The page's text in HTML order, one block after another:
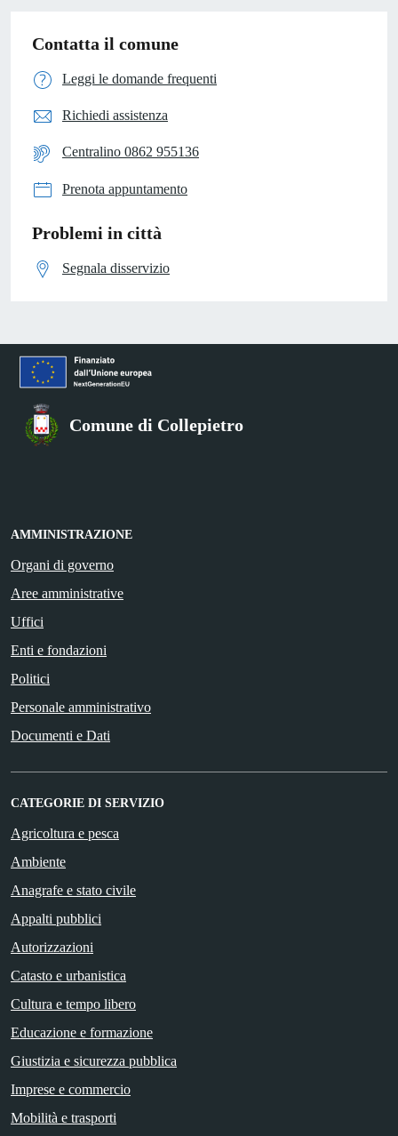
Contatta il comune
Leggi le domande frequenti
Richiedi assistenza
Centralino 0862 955136
Prenota appuntamento
Problemi in città
Segnala disservizio
Comune di Collepietro
AMMINISTRAZIONE
Organi di governo
Aree amministrative
Uffici
Enti e fondazioni
Politici
Personale amministrativo
Documenti e Dati
CATEGORIE DI SERVIZIO
Agricoltura e pesca
Ambiente
Anagrafe e stato civile
Appalti pubblici
Autorizzazioni
Catasto e urbanistica
Cultura e tempo libero
Educazione e formazione
Giustizia e sicurezza pubblica
Imprese e commercio
Mobilità e trasporti